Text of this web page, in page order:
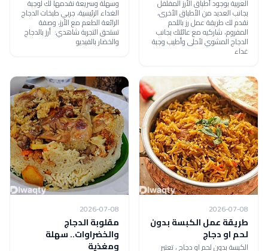
العربية بوجود أطباق الأرز المفلفل
بجانب العديد من الأطباق الأخرى،
نقدم لك طريقة عمل رز باللحم
المفروم، شاركيه مع عائلتك بجانب
الدجاج المشوي لأحلى وأطيب وجبة
غداء
وسهلة وسريعة نقدمها لك لوجبة
الغداء الرئيسية، جربي طبخات الدجاج
الرائعة الطعم مع الأرز، وصفة
تستحق التجربة شاهدي: أرز بالدجاج
والخضار بالفيديو
2026-07-08
طريقة عمل الكبسة بدون
لحم او دجاج
الكبسة بدون لحم او دجاج ، تعتبر
2026-07-08
مقلوبة الدجاج
والخضراوات.. سهلة
ومغذية